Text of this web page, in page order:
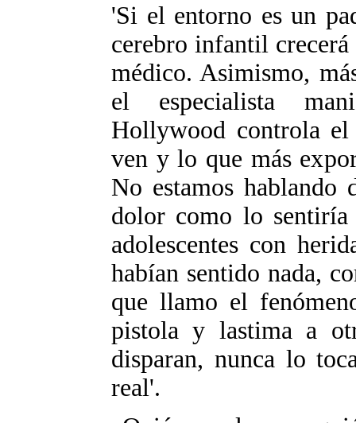
'Si el entorno es un
cerebro infantil
médico. Asimismo,
el especialista
Hollywood controla
ven y lo que más
No estamos hablando
dolor como lo sentiría
adolescentes con
habían sentido nada,
que llamo el
pistola y lastima a
disparan, nunca lo
real'.